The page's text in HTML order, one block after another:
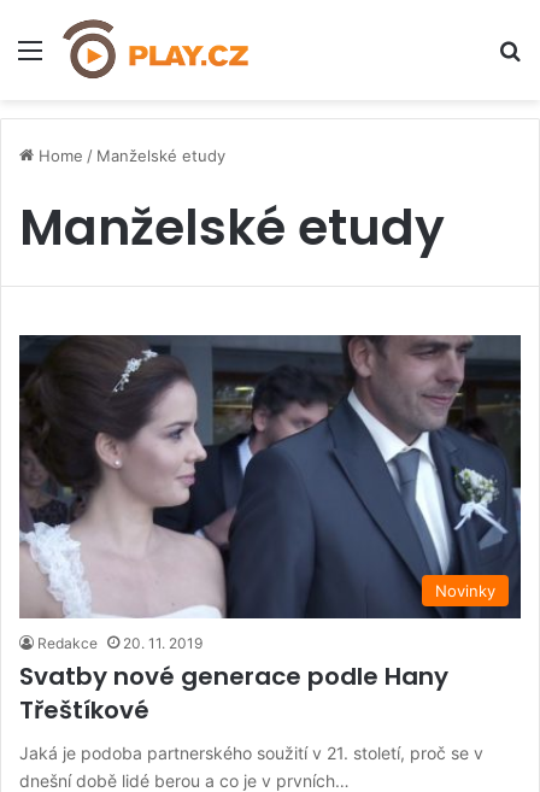
Menu
Home / Manželské etudy
Manželské etudy
Novinky
Redakce 20. 11. 2019
Svatby nové generace podle Hany
Třeštíkové
Jaká je podoba partnerského soužití v 21. století, proč se v
dnešní době lidé berou a co je v prvních…